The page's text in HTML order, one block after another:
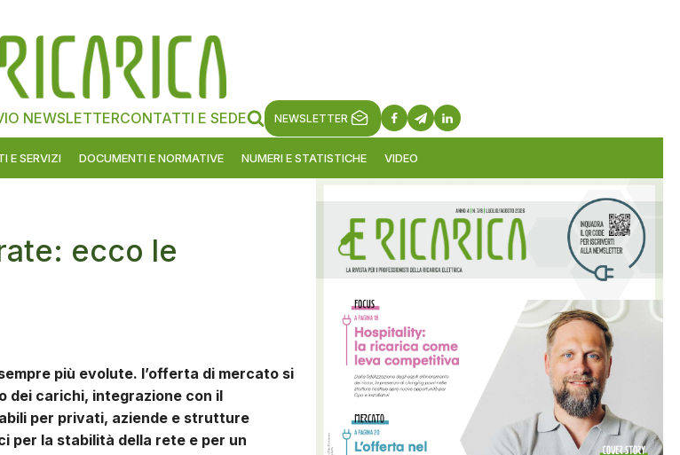
NEWSLETTERCONTATTI E SEDE NEWSLETTER
E SERVIZI DOCUMENTI E NORMATIVE NUMERI E STATISTICHE VIDEO
ecco le
più evolute. l’offerta di mercato si
dei carichi, integrazione con il
per privati, aziende e strutture
per la stabilità della rete e per un